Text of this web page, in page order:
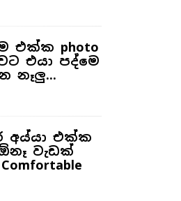
එක්ක photo
එයා පද්මෙ
නෑලු...
අය්යා එක්ක
වැඩක්